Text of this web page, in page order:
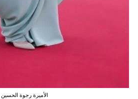
الأميرة رجوة الحسين